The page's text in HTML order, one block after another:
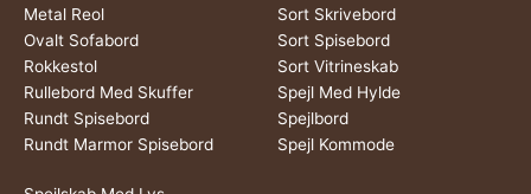
Metal Reol
Ovalt Sofabord
Rokkestol
Rullebord Med Skuffer
Rundt Spisebord
Rundt Marmor Spisebord
Sort Skrivebord
Sort Spisebord
Sort Vitrineskab
Spejl Med Hylde
Spejlbord
Spejl Kommode